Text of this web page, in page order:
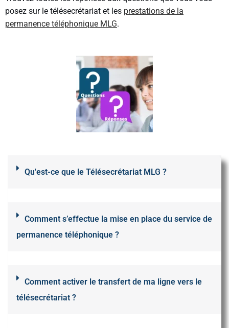
posez sur le télésecrétariat et les prestations de la
permanence téléphonique MLG.
Qu'est-ce que le Télésecrétariat MLG ?
Comment s’effectue la mise en place du service de
permanence téléphonique ?
Comment activer le transfert de ma ligne vers le
télésecrétariat ?